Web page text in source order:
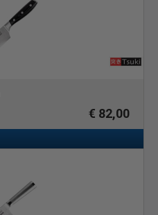
€ 82,00